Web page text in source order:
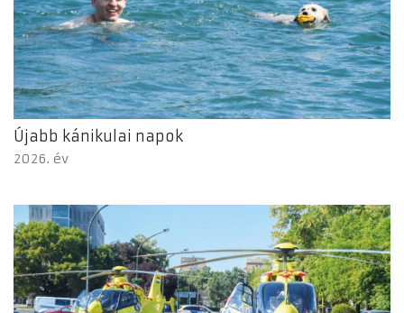
Újabb kánikulai napok
2026. év